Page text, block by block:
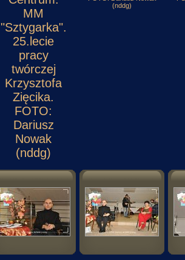
MM
"Sztygarka".
25.lecie
pracy
twórczej
Krzysztofa
Zięcika.
FOTO:
Dariusz
Nowak
(nddg)
(nddg)